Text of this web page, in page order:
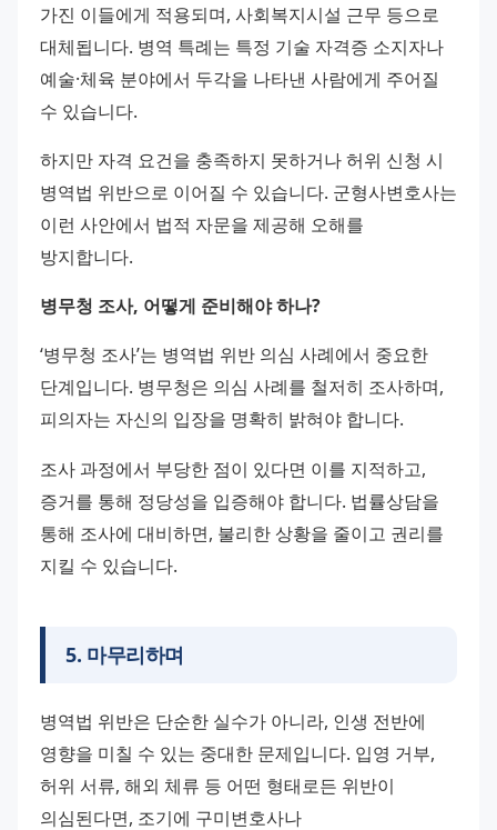
가진 이들에게 적용되며, 사회복지시설 근무 등으로
대체됩니다. 병역 특례는 특정 기술 자격증 소지자나
예술·체육 분야에서 두각을 나타낸 사람에게 주어질
수 있습니다.
하지만 자격 요건을 충족하지 못하거나 허위 신청 시
병역법 위반으로 이어질 수 있습니다. 군형사변호사는
이런 사안에서 법적 자문을 제공해 오해를
방지합니다.
병무청 조사, 어떻게 준비해야 하나?
‘병무청 조사’는 병역법 위반 의심 사례에서 중요한
단계입니다. 병무청은 의심 사례를 철저히 조사하며,
피의자는 자신의 입장을 명확히 밝혀야 합니다.
조사 과정에서 부당한 점이 있다면 이를 지적하고,
증거를 통해 정당성을 입증해야 합니다. 법률상담을
통해 조사에 대비하면, 불리한 상황을 줄이고 권리를
지킬 수 있습니다.
5. 마무리하며
병역법 위반은 단순한 실수가 아니라, 인생 전반에
영향을 미칠 수 있는 중대한 문제입니다. 입영 거부,
허위 서류, 해외 체류 등 어떤 형태로든 위반이